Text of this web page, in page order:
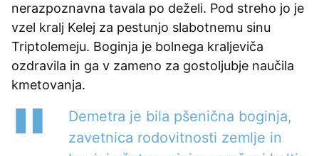
nerazpoznavna tavala po deželi. Pod streho jo je
vzel kralj Kelej za pestunjo slabotnemu sinu
Triptolemeju. Boginja je bolnega kraljeviča
ozdravila in ga v zameno za gostoljubje naučila
kmetovanja.
Demetra je bila pšenična boginja,
zavetnica rodovitnosti zemlje in